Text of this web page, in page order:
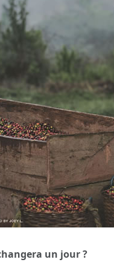
un jour ?